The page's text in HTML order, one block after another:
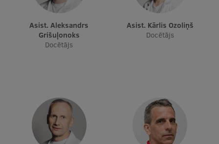
RSU zinātnes portāls
Zinātnes ietekme
Pētniecības platformas
Pētniecības projekti
Zinātnieku brokastis
Vertikāli integrētie projekti
Asist. Aleksandrs
Grišuļonoks
Docētājs
Asist. Kārlis Ozoliņš
Docētājs